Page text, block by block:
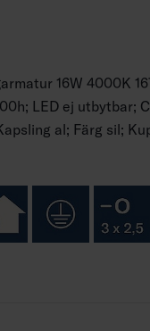
16W 4000K
LED ej utbytbar;
al; Färg sil;